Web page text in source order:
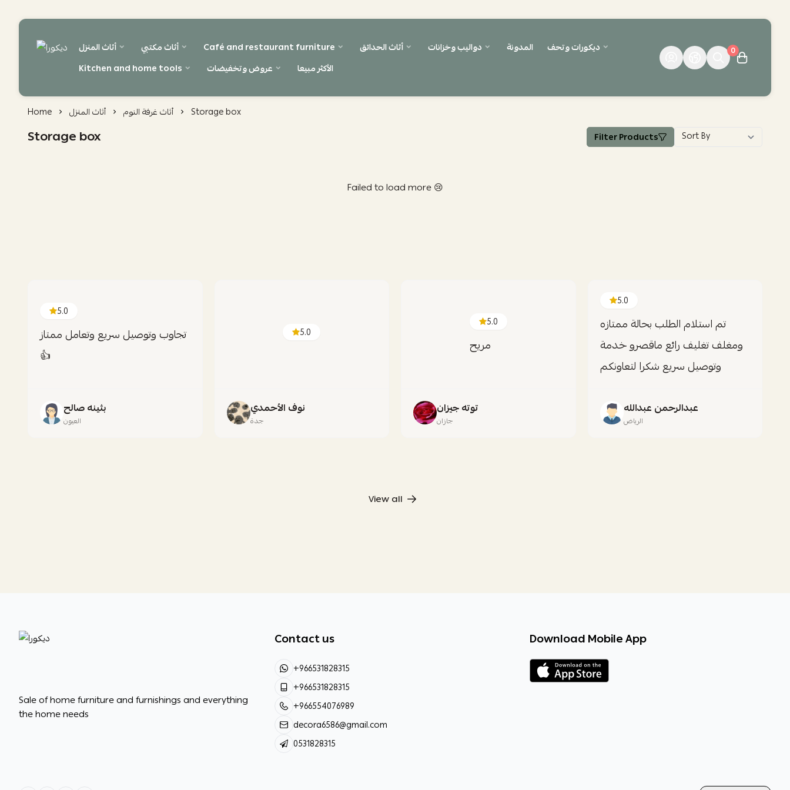
أثاث المنزل أثاث مكتبي Café and restaurant furniture أثاث الحدائق دواليب وخزانات المدونة
ديكورات وتحف
Kitchen and home tools
عروض وتخفيضات الأكثر مبيعا
0
Home أثاث المنزل أثاث غرفة النوم Storage box
Storage box Filter Products
Failed to load more 😢
5.0
تجاوب وتوصيل سريع وتعامل ممتاز
👍
بثينه صالح
العيون
5.0
نوف الأحمدي
جدة
5.0
مريح
توته جيزان
جازان
5.0
تم استلام الطلب بحالة ممتازه
ومغلف تغليف رائع ماقصرو خدمة
وتوصيل سريع شكرا لتعاونكم
عبدالرحمن عبدالله
الرياض
View all
ديكورا
Sale of home furniture and furnishings and everything
the home needs
Contact us
+966531828315
+966531828315
+966554076989
decora6586@gmail.com
0531828315
Download Mobile App